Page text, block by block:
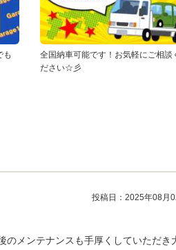
も
全国納車可能です！お気軽にご相談
ださい☆彡
投稿日： 2025年08月
のメンテナンスも手厚くしていただき